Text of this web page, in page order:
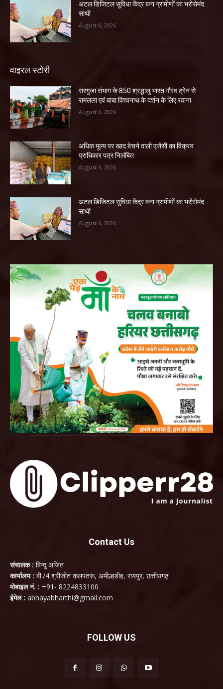
अटल डिजिटल सुविधा केंद्र बना ग्रामीणों का भरोसेमंद
साथी
August 6, 2026
वाइरल स्टोरी
सरगुजा संभाग के 850 श्रद्धालु भारत गौरव ट्रेन से
रामलला एवं बाबा विश्वनाथ के दर्शन के लिए रवाना
August 6, 2026
अधिक मूल्य पर खाद बेचने वाली एजेंसी का विक्रय
प्राधिकार पत्र निलंबित
August 6, 2026
अटल डिजिटल सुविधा केंद्र बना ग्रामीणों का भरोसेमंद
साथी
August 6, 2026
Contact Us
संचालक : बिन्दु अजित
कार्यालय : बी./4 श्रीजीत कलपतरू, अमील्हडीह, रायपुर, छत्तीसगढ़
मोबाइल नं. : +91- 8224833100
ईमेल : abhayabharthi@gmail.com
FOLLOW US